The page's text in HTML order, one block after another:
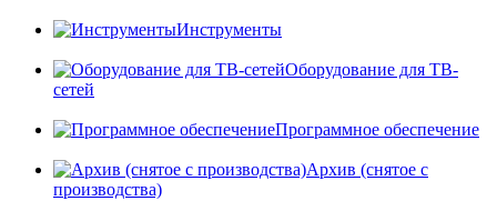
Инструменты
Оборудование для ТВ-
сетей
Программное обеспечение
Архив (снятое с
производства)